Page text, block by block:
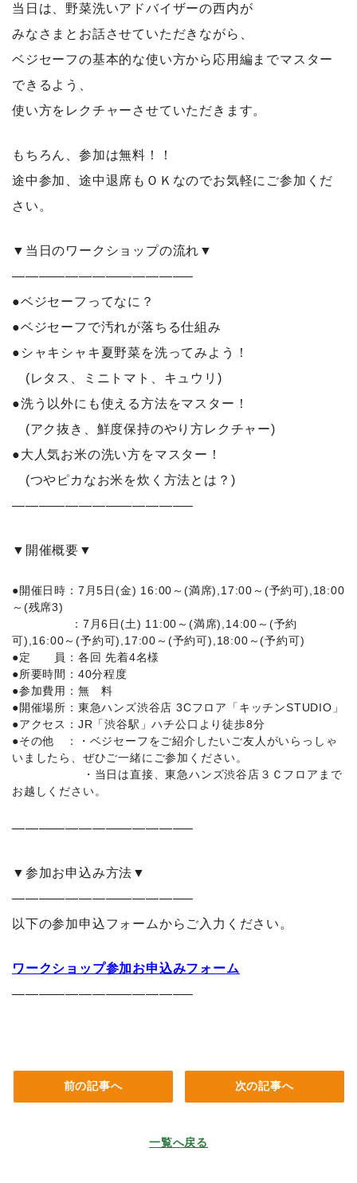
当日は、野菜洗いアドバイザーの西内が
みなさまとお話させていただきながら、
ベジセーフの基本的な使い方から応用編までマスター
できるよう、
使い方をレクチャーさせていただきます。
もちろん、参加は無料！！
途中参加、途中退席もＯＫなのでお気軽にご参加くだ
さい。
▼当日のワークショップの流れ▼
—————————————–
●ベジセーフってなに？
●ベジセーフで汚れが落ちる仕組み
●シャキシャキ夏野菜を洗ってみよう！
(レタス、ミニトマト、キュウリ)
●洗う以外にも使える方法をマスター！
(アク抜き、鮮度保持のやり方レクチャー)
●大人気お米の洗い方をマスター！
(つやピカなお米を炊く方法とは？)
—————————————–
▼開催概要▼
●開催日時：7月5日(金) 16:00～(満席),17:00～(予約可),18:00
～(残席3)
：7月6日(土) 11:00～(満席),14:00～(予約
可),16:00～(予約可),17:00～(予約可),18:00～(予約可)
●定 員：各回 先着4名様
●所要時間：40分程度
●参加費用：無 料
●開催場所：東急ハンズ渋谷店 3Cフロア「キッチンSTUDIO」
●アクセス：JR「渋谷駅」ハチ公口より徒歩8分
●その他 ：・ベジセーフをご紹介したいご友人がいらっしゃ
いましたら、ぜひご一緒にご参加ください。
・当日は直接、東急ハンズ渋谷店３Ｃフロアまで
お越しください。
—————————————–
▼参加お申込み方法▼
—————————————–
以下の参加申込フォームからご入力ください。
ワークショップ参加お申込みフォーム
—————————————–
前の記事へ
一覧へ戻る
次の記事へ